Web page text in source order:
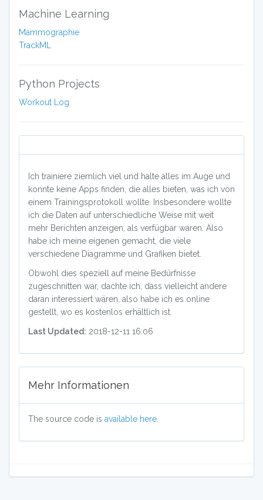
Machine Learning
Mammographie
TrackML
Python Projects
Workout Log
Ich trainiere ziemlich viel und halte alles im Auge und
konnte keine Apps finden, die alles bieten, was ich von
einem Trainingsprotokoll wollte. Insbesondere wollte
ich die Daten auf unterschiedliche Weise mit weit
mehr Berichten anzeigen, als verfügbar waren. Also
habe ich meine eigenen gemacht, die viele
verschiedene Diagramme und Grafiken bietet.
Obwohl dies speziell auf meine Bedürfnisse
zugeschnitten war, dachte ich, dass vielleicht andere
daran interessiert wären, also habe ich es online
gestellt, wo es kostenlos erhältlich ist.
Last Updated: 2018-12-11 16:06
Mehr Informationen
The source code is available here